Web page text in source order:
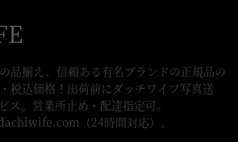
品揃え、信頼ある有名ブランドの正規品の
税込価格！出荷前にダッチワイフ写真送
ス。営業所止め・配達指定可。
（24時間対応）。